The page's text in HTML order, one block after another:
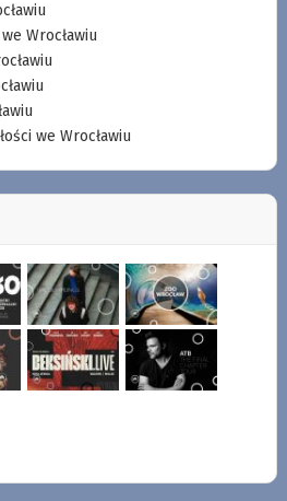
Wrocławiu
we Wrocławiu